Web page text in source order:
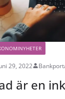
29, 2022
är en